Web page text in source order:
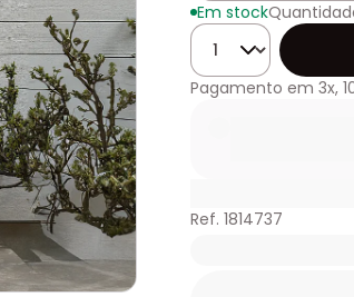
Em stock
Quantidade
Pagamento em 3x,
Ref. 1814737